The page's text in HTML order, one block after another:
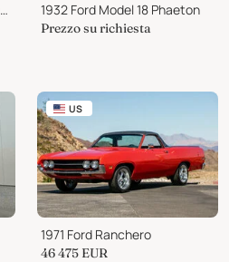
1936 Ford F-1 Street Rod Truck 1932 Ford Model 18 Phaeton
Prezzo su richiesta
US
1971 Ford Ranchero
46 475 EUR